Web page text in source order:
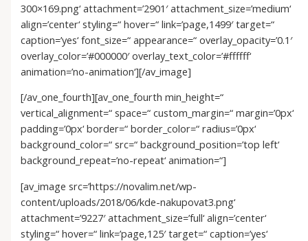
300×169.png‘ attachment=’2901′ attachment_size=’medium‘
align=’center‘ styling=“ hover=“ link=’page,1499′ target=“
caption=’yes‘ font_size=“ appearance=“ overlay_opacity=’0.1′
overlay_color=’#000000′ overlay_text_color=’#ffffff‘
animation=’no-animation‘][/av_image]
[/av_one_fourth][av_one_fourth min_height=“
vertical_alignment=“ space=“ custom_margin=“ margin=’0px‘
padding=’0px‘ border=“ border_color=“ radius=’0px‘
background_color=“ src=“ background_position=’top left‘
background_repeat=’no-repeat‘ animation=“]
[av_image src=’https://novalim.net/wp-
content/uploads/2018/06/kde-nakupovat3.png‘
attachment=’9227′ attachment_size=’full‘ align=’center‘
styling=“ hover=“ link=’page,125′ target=“ caption=’yes‘